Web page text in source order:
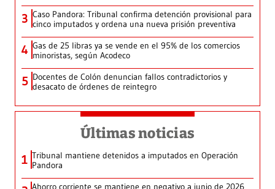
3 Caso Pandora: Tribunal confirma detención provisional para
cinco imputados y ordena una nueva prisión preventiva
4 Gas de 25 libras ya se vende en el 95% de los comercios
minoristas, según Acodeco
5 Docentes de Colón denuncian fallos contradictorios y
desacato de órdenes de reintegro
Últimas noticias
1 Tribunal mantiene detenidos a imputados en Operación
Pandora